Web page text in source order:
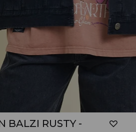
BALZI RUSTY -